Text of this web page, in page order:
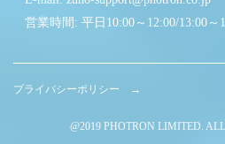
営業時間: 平日10:00～12:00/13:00～
プライバシーポリシー →
@2019 PHOTRON LIMITED.